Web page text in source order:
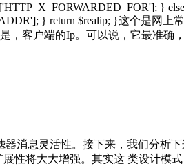
}
} return $realip; }这个是网
，客户端的Ip。可以说，它最准确
器消息灵活性。接下来，我们分
性将大大增强。其实这 类设计模